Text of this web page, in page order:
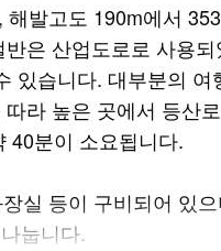
발고도 190m에서
은 산업도로로 사용
있습니다. 대부분의
라 높은 곳에서 등산
40분이 소요됩니다.
실 등이 구비되어 있
눕니다.